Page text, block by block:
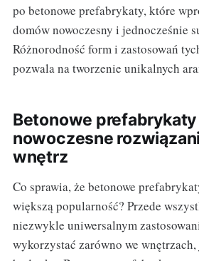
po betonowe prefabrykaty, które
domów nowoczesny i jednocześnie
Różnorodność form i zastosowań
pozwala na tworzenie unikalnych
Betonowe
nowoczesne
wnętrz
Co sprawia, że betonowe
większą popularność? Przede
niezwykle uniwersalnym
wykorzystać zarówno we